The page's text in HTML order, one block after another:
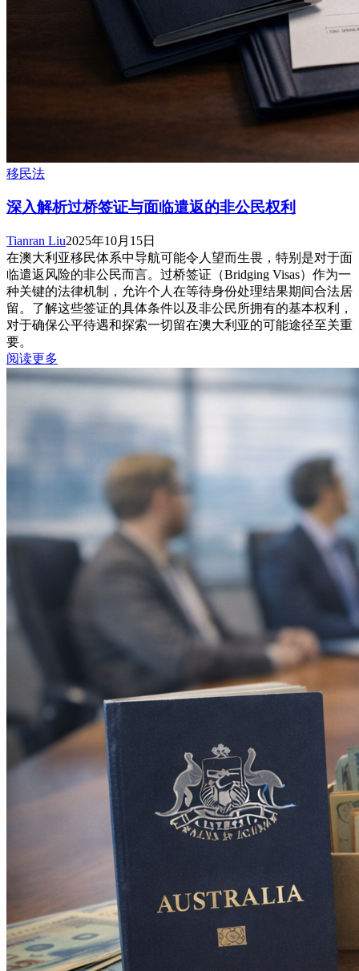
移民法
深入解析过桥签证与面临遣返的非公民权利
Tianran Liu2025年10月15日
在澳大利亚移民体系中导航可能令人望而生畏，特别是对于面
临遣返风险的非公民而言。过桥签证（Bridging Visas）作为一
种关键的法律机制，允许个人在等待身份处理结果期间合法居
留。了解这些签证的具体条件以及非公民所拥有的基本权利，
对于确保公平待遇和探索一切留在澳大利亚的可能途径至关重
要。
阅读更多